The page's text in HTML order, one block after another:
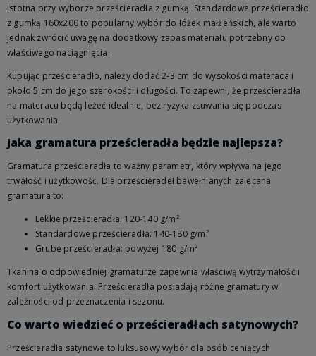
istotna przy wyborze prześcieradła z gumką. Standardowe prześcieradło
z gumką 160x200 to popularny wybór do łóżek małżeńskich, ale warto
jednak zwrócić uwagę na dodatkowy zapas materiału potrzebny do
właściwego naciągnięcia.
Kupując prześcieradło, należy dodać 2-3 cm do wysokości materaca i
około 5 cm do jego szerokości i długości. To zapewni, że prześcieradła
na materacu będą leżeć idealnie, bez ryzyka zsuwania się podczas
użytkowania.
Jaka gramatura prześcieradła będzie najlepsza?
Gramatura prześcieradła to ważny parametr, który wpływa na jego
trwałość i użytkowość. Dla prześcieradeł bawełnianych zalecana
gramatura to:
Lekkie prześcieradła: 120-140 g/m²
Standardowe prześcieradła: 140-180 g/m²
Grube prześcieradła: powyżej 180 g/m²
Tkanina o odpowiedniej gramaturze zapewnia właściwą wytrzymałość i
komfort użytkowania. Prześcieradła posiadają różne gramatury w
zależności od przeznaczenia i sezonu.
Co warto wiedzieć o prześcieradłach satynowych?
Prześcieradła satynowe to luksusowy wybór dla osób ceniących